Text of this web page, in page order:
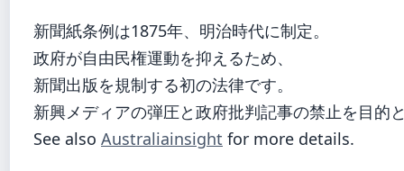
新聞紙条例は1875年、明治時代に制定。
政府が自由民権運動を抑えるため、
新聞出版を規制する初の法律です。
新興メディアの弾圧と政府批判記事の禁止を目的
See also Australiainsight for more details.